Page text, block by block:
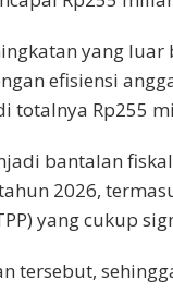
yang luar
efisiensi
totalnya Rp255
bantalan
2026,
yang cukup
tersebut,